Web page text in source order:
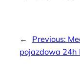
← Previous:
pojazdowa 24h